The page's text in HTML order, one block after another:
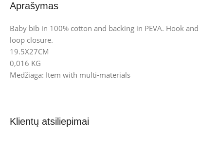
Aprašymas
Baby bib in 100% cotton and backing in PEVA. Hook and
loop closure.
19.5X27CM
0,016 KG
Medžiaga: Item with multi-materials
Klientų atsiliepimai